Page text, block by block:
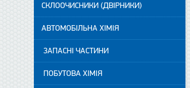
СКЛООЧИСНИКИ (ДВІРНИКИ)
АВТОМОБІЛЬНА ХІМІЯ
ЗАПАСНІ ЧАСТИНИ
ПОБУТОВА ХІМІЯ